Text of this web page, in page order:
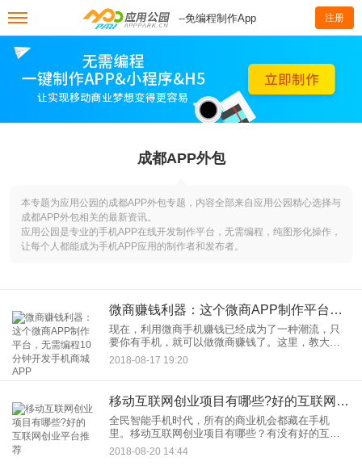
--免编程制作App 注册
成都APP外包
本专题为应用公园的成都APP外包专题，内容全部来自应用公园精心选择与
成都APP外包相关的最新资讯。
应用公园是专业的手机APP在线开发制作平台，无需编程，纯图形化操作，
让每个人都能成为手机APP应用的制作者和发布者。
微商赚钱利器：这个微商APP制作平台，无需编程10分钟开发手机商城APP
现在，利用微商手机赚钱已经成为了一种潮流，只
要你有手机，就可以做微商赚钱了。这里，教大家
自己开发制作一个电商商城类系统的手机App软件，
轻松月入上万。我们都知道，大家的微信朋友圈
2018-08-17 19:20
移动互联网创业项目有哪些?好的互联网创业平台推荐
全民智能手机时代，所有的商业机会都藏在手机
里。移动互联网创业项目有哪些？有没有好的互联
网创业平台推荐？下面这4大值得期待的移动互联网
机会，已经有不少人赚到大钱。移动互联网创业项
2018-08-20 14:44